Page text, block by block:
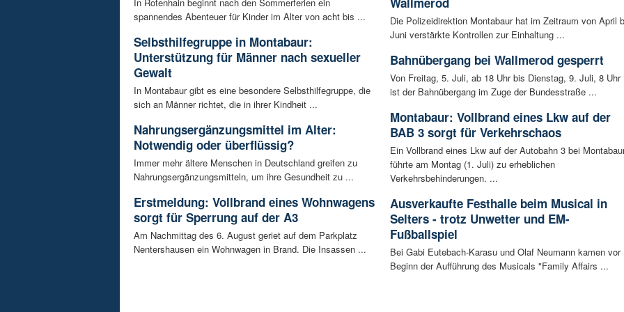
spannendes Abenteuer für Kinder im Alter von acht bis ...
Selbsthilfegruppe in Montabaur:
Unterstützung für Männer nach sexueller
Gewalt
In Montabaur gibt es eine besondere Selbsthilfegruppe, die
sich an Männer richtet, die in ihrer Kindheit ...
Nahrungsergänzungsmittel im Alter:
Notwendig oder überflüssig?
Immer mehr ältere Menschen in Deutschland greifen zu
Nahrungsergänzungsmitteln, um ihre Gesundheit zu ...
Erstmeldung: Vollbrand eines Wohnwagens
sorgt für Sperrung auf der A3
Am Nachmittag des 6. August geriet auf dem Parkplatz
Nentershausen ein Wohnwagen in Brand. Die Insassen ...
Die Polizeidirektion Montabaur hat im Zeitraum von April
Juni verstärkte Kontrollen zur Einhaltung ...
Bahnübergang bei Wallmerod gesperrt
Von Freitag, 5. Juli, ab 18 Uhr bis Dienstag, 9. Juli, 8 Uhr
ist der Bahnübergang im Zuge der Bundesstraße ...
Montabaur: Vollbrand eines Lkw auf der
BAB 3 sorgt für Verkehrschaos
Ein Vollbrand eines Lkw auf der Autobahn 3 bei
führte am Montag (1. Juli) zu erheblichen
Verkehrsbehinderungen. ...
Ausverkaufte Festhalle beim Musical in
Selters - trotz Unwetter und EM-
Fußballspiel
Bei Gabi Eutebach-Karasu und Olaf Neumann kamen vor
Beginn der Aufführung des Musicals "Family Affairs ...